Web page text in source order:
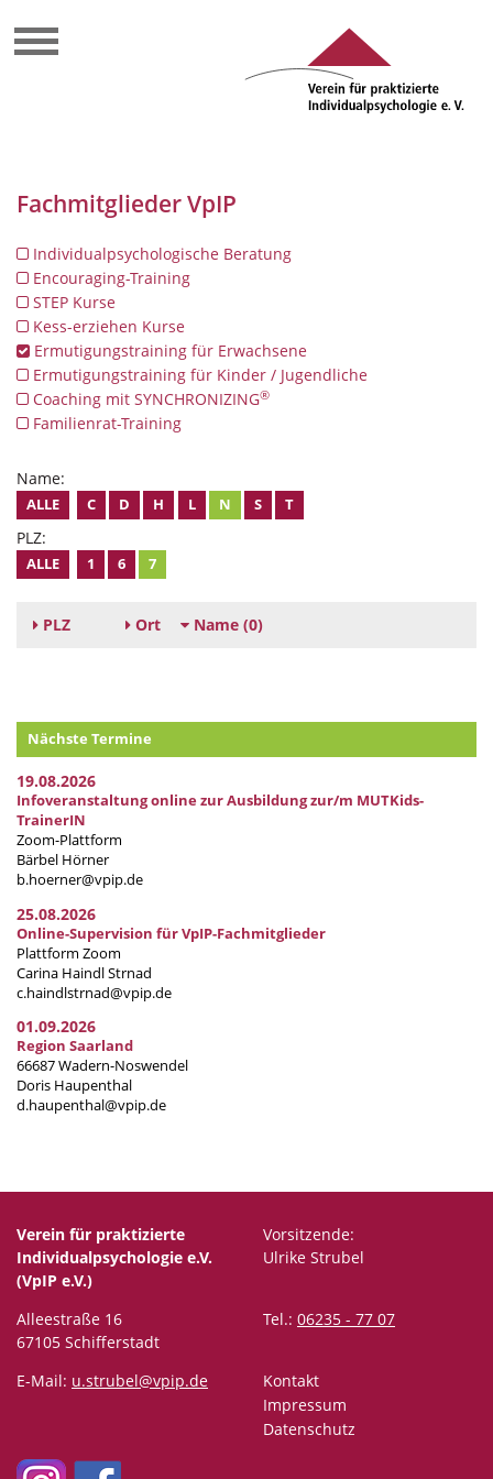
Fachmitglieder VpIP
Individualpsychologische Beratung
Encouraging-Training
STEP Kurse
Kess-erziehen Kurse
Ermutigungstraining für Erwachsene
Ermutigungstraining für Kinder / Jugendliche
Coaching mit SYNCHRONIZING®
Familienrat-Training
Name:
ALLE C D H L N S T
PLZ:
ALLE 1 6 7
PLZ Ort Name (0)
Nächste Termine
19.08.2026
Infoveranstaltung online zur Ausbildung zur/m MUTKids-
TrainerIN
Zoom-Plattform
Bärbel Hörner
b.hoerner@vpip.de
25.08.2026
Online-Supervision für VpIP-Fachmitglieder
Plattform Zoom
Carina Haindl Strnad
c.haindlstrnad@vpip.de
01.09.2026
Region Saarland
66687 Wadern-Noswendel
Doris Haupenthal
d.haupenthal@vpip.de
Verein für praktizierte
Individualpsychologie e.V.
(VpIP e.V.)
Vorsitzende:
Ulrike Strubel
Alleestraße 16
67105 Schifferstadt
Tel.: 06235 - 77 07
E-Mail: u.strubel@vpip.de
Kontakt
Impressum
Datenschutz